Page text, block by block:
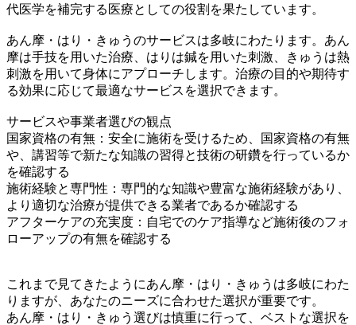
代医学を補完する医療としての役割を果たしています。
あん摩・はり・きゅうのサービスは多岐にわたります。あん
摩は手技を用いた治療、はりは鍼を用いた刺激、きゅうは熱
刺激を用いて身体にアプローチします。治療の目的や期待す
る効果に応じて最適なサービスを選択できます。
サービスや事業者選びの観点
国家資格の有無：安全に施術を受けるため、国家資格の有無
や、講習等で新たな知識の習得と技術の研鑽を行っているか
を確認する
施術経験と専門性：専門的な知識や豊富な施術経験があり、
より適切な治療が提供できる業者であるか確認する
アフターケアの充実度：自宅でのケア指導など施術後のフォ
ローアップの有無を確認する
これまで見てきたようにあん摩・はり・きゅうは多岐にわた
りますが、あなたのニーズに合わせた選択が重要です。
あん摩・はり・きゅう選びは慎重に行って、ベストな選択を